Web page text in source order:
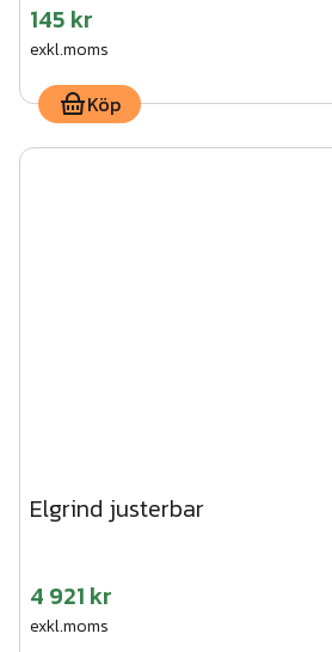
145 kr
exkl.moms
Köp
Elgrind justerbar
4 921 kr
exkl.moms